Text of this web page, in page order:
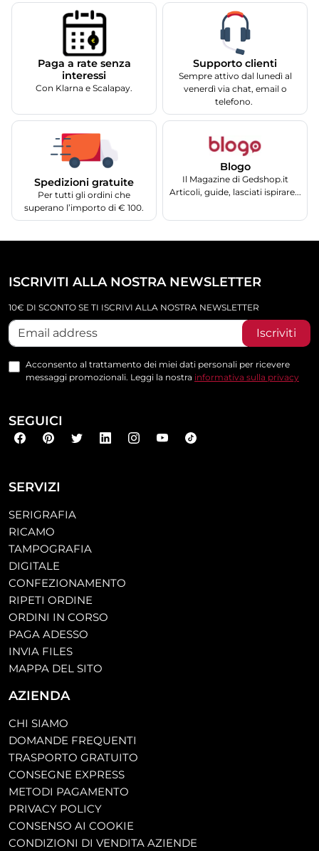
Paga a rate senza
interessi
Con Klarna e Scalapay.
Supporto clienti
Sempre attivo dal lunedì al
venerdì via chat, email o
telefono.
Spedizioni gratuite
Per tutti gli ordini che
superano l’importo di € 100.
Blogo
Il Magazine di Gedshop.it
Articoli, guide, lasciati ispirare...
SERVIZI
SERIGRAFIA
RICAMO
TAMPOGRAFIA
DIGITALE
CONFEZIONAMENTO
RIPETI ORDINE
ORDINI IN CORSO
PAGA ADESSO
INVIA FILES
MAPPA DEL SITO
AZIENDA
CHI SIAMO
DOMANDE FREQUENTI
TRASPORTO GRATUITO
CONSEGNE EXPRESS
METODI PAGAMENTO
PRIVACY POLICY
CONSENSO AI COOKIE
CONDIZIONI DI VENDITA AZIENDE
ISCRIVITI ALLA NOSTRA NEWSLETTER
10€ DI SCONTO SE TI ISCRIVI ALLA NOSTRA NEWSLETTER
Iscriviti
Acconsento al trattamento dei miei dati personali per ricevere
messaggi promozionali. Leggi la nostra informativa sulla privacy
SEGUICI